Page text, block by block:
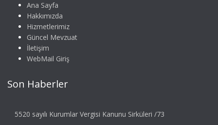
Ana Sayfa
Hakkımızda
Hizmetlerimiz
Güncel Mevzuat
İletişim
WebMail Giriş
Son Haberler
5520 sayılı Kurumlar Vergisi Kanunu Sirküleri /73